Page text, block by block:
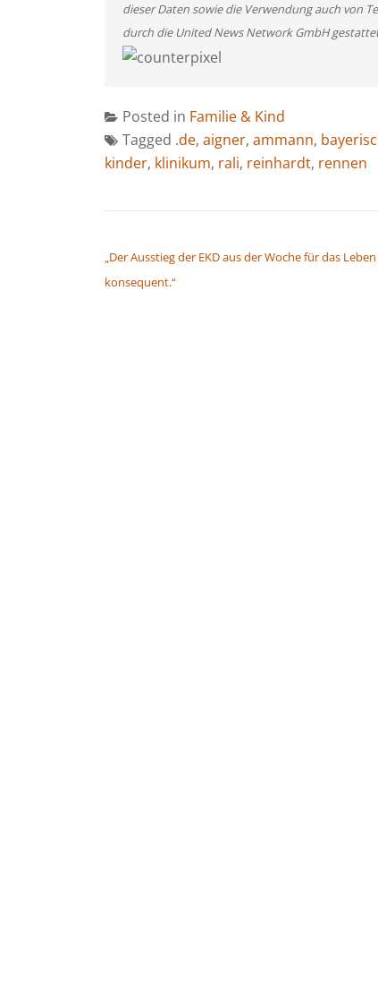
dieser Daten sowie die Verwendung auch von
durch die United News Network GmbH
Posted in Familie & Kind
Tagged .de, aigner, ammann,
kinder, klinikum, rali, reinhardt, rennen
„Der Ausstieg der EKD aus der Woche für das
konsequent.“